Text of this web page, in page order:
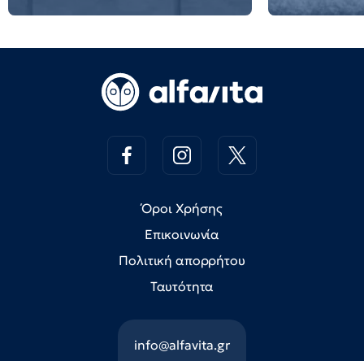
Όροι Χρήσης
Επικοινωνία
Πολιτική απορρήτου
Ταυτότητα
info@alfavita.gr